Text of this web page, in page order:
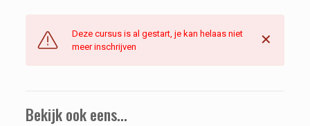
Deze cursus is al gestart, je kan helaas niet
meer inschrijven
✕
Bekijk ook eens...